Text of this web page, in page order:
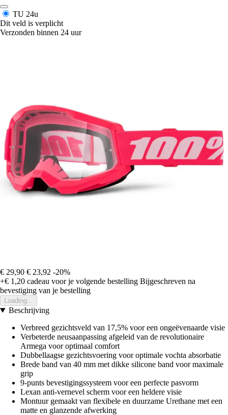
TU 24u
Dit veld is verplicht
Verzonden binnen 24 uur
€ 29,90 € 23,92 -20%
+€ 1,20 cadeau voor je volgende bestelling Bijgeschreven na
bevestiging van je bestelling
Loading...
Beschrijving
Verbreed gezichtsveld van 17,5% voor een ongeëvenaarde visie
Verbeterde neusaanpassing afgeleid van de revolutionaire
Armega voor optimaal comfort
Dubbellaagse gezichtsvoering voor optimale vochta absorbatie
Brede band van 40 mm met dikke silicone band voor maximale
grip
9-punts bevestigingssysteem voor een perfecte pasvorm
Lexan anti-vernevel scherm voor een heldere visie
Montuur gemaakt van flexibele en duurzame Urethane met een
matte en glanzende afwerking